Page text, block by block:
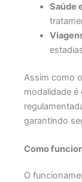
Saúde
Assim como
modalidade
garantindo
Como
O